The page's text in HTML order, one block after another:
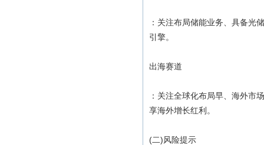
：关注布局储能业务、具备光
引擎。
出海赛道
：关注全球化布局早、海外市
享海外增长红利。
(二)风险提示